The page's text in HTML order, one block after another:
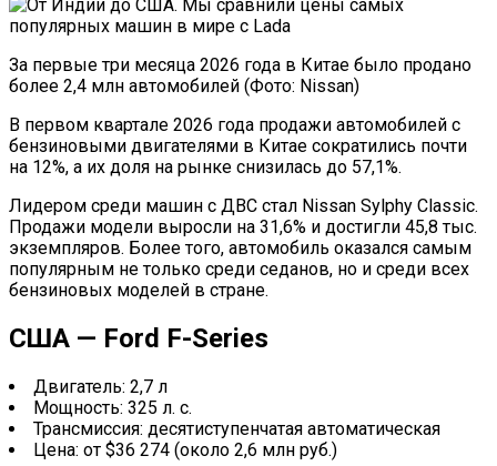
За первые три месяца 2026 года в Китае было продано
более 2,4 млн автомобилей (Фото: Nissan)
В первом квартале 2026 года продажи автомобилей с
бензиновыми двигателями в Китае сократились почти
на 12%, а их доля на рынке снизилась до 57,1%.
Лидером среди машин с ДВС стал Nissan Sylphy Classic.
Продажи модели выросли на 31,6% и достигли 45,8 тыс.
экземпляров. Более того, автомобиль оказался самым
популярным не только среди седанов, но и среди всех
бензиновых моделей в стране.
США — Ford F-Series
Двигатель: 2,7 л
Мощность: 325 л. с.
Трансмиссия: десятиступенчатая автоматическая
Цена: от $36 274 (около 2,6 млн руб.)